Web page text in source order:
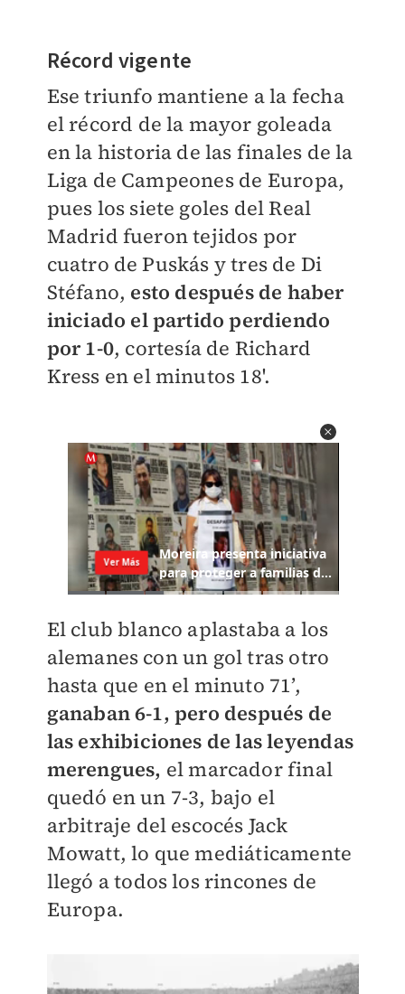
Récord vigente
Ese triunfo mantiene a la fecha
el récord de la mayor goleada
en la historia de las finales de la
Liga de Campeones de Europa,
pues los siete goles del Real
Madrid fueron tejidos por
cuatro de Puskás y tres de Di
Stéfano, esto después de haber
iniciado el partido perdiendo
por 1-0, cortesía de Richard
Kress en el minutos 18'.
El club blanco aplastaba a los
alemanes con un gol tras otro
hasta que en el minuto 71’,
ganaban 6-1, pero después de
las exhibiciones de las leyendas
merengues, el marcador final
quedó en un 7-3, bajo el
arbitraje del escocés Jack
Mowatt, lo que mediáticamente
llegó a todos los rincones de
Europa.